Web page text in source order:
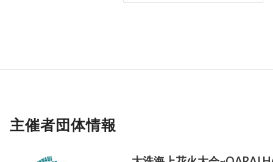
主催者団体情報